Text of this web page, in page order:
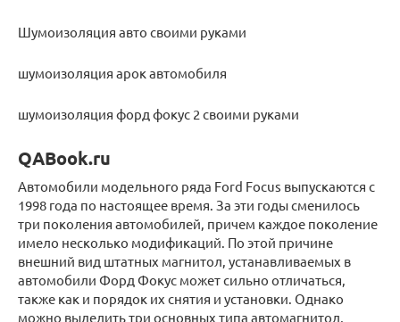
Шумоизоляция авто своими руками
шумоизоляция арок автомобиля
шумоизоляция форд фокус 2 своими руками
QABook.ru
Автомобили модельного ряда Ford Focus выпускаются с
1998 года по настоящее время. За эти годы сменилось
три поколения автомобилей, причем каждое поколение
имело несколько модификаций. По этой причине
внешний вид штатных магнитол, устанавливаемых в
автомобили Форд Фокус может сильно отличаться,
также как и порядок их снятия и установки. Однако
можно выделить три основных типа автомагнитол,